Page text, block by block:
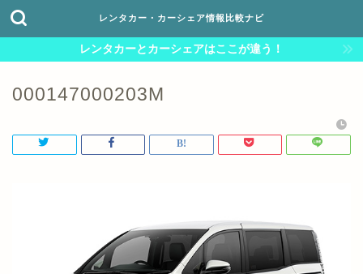
レンタカー・カーシェア情報比較ナビ
レンタカーとカーシェアはここが違う！
000147000203M